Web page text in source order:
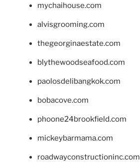
mychaihouse.com
alvisgrooming.com
thegeorginaestate.com
blythewoodseafood.com
paolosdelibangkok.com
bobacove.com
phoone24brookfield.com
mickeybarmama.com
roadwayconstructioninc.com